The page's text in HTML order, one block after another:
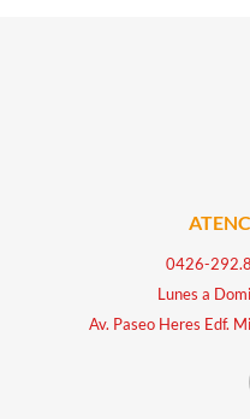
0426-
Lunes a
Av. Paseo Heres Edf.